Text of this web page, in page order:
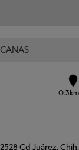
0.3km
Cd Juárez, Chih.